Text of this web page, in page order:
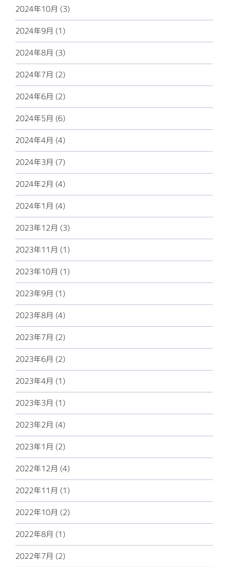
2024年10月 (3)
2024年9月 (1)
2024年8月 (3)
2024年7月 (2)
2024年6月 (2)
2024年5月 (6)
2024年4月 (4)
2024年3月 (7)
2024年2月 (4)
2024年1月 (4)
2023年12月 (3)
2023年11月 (1)
2023年10月 (1)
2023年9月 (1)
2023年8月 (4)
2023年7月 (2)
2023年6月 (2)
2023年4月 (1)
2023年3月 (1)
2023年2月 (4)
2023年1月 (2)
2022年12月 (4)
2022年11月 (1)
2022年10月 (2)
2022年8月 (1)
2022年7月 (2)